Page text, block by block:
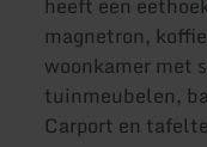
magnetron,
woonkamer met
tuinmeubelen,
Carport en